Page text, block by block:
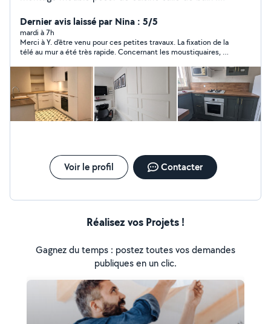
Dernier avis laissé par Nina : 5/5
mardi à 7h
Merci à Y. d’être venu pour ces petites travaux. La fixation de la
télé au mur a été très rapide. Concernant les moustiquaires, un
amélioration. Merci pour le travail soigné, toujours souriante et
poli. Je recommande
Voir le profil Contacter
Réalisez vos Projets !
Gagnez du temps : postez toutes vos demandes
publiques en un clic.